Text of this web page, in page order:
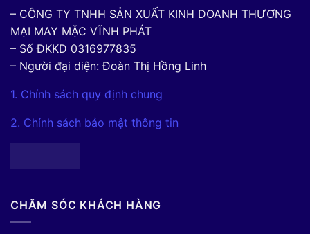
– CÔNG TY TNHH SẢN XUẤT KINH DOANH THƯƠNG
MẠI MAY MẶC VĨNH PHÁT
– Số ĐKKD 0316977835
– Người đại diện: Đoàn Thị Hồng Linh
1. Chính sách quy định chung
2. Chính sách bảo mật thông tin
CHĂM SÓC KHÁCH HÀNG